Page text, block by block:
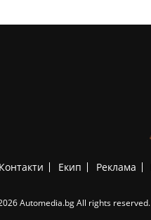
Контакти Екип Реклама
Automedia.bg All rights reserved.